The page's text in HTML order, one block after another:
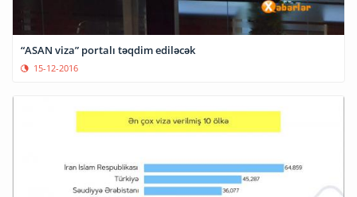
“ASAN viza” portalı təqdim ediləcək
15-12-2016